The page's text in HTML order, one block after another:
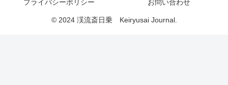
プライバシーポリシー
お問い合わせ
© 2024 渓流斎日乗 Keiryusai Journal.